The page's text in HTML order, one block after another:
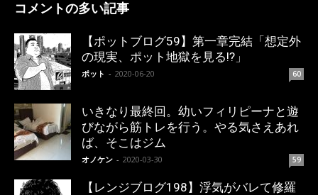
コメントの多い記事
【ポットブログ59】第一章完結「想定外
の現実、ポット地獄を見る!?」
ポット - 2020-06-20 60
いきなり最終回。幼いフィリピーナと遊
びながら筋トレを行う。やる気さえあれ
ば、そこはジム
オノケン - 2020-03-30 59
【レンジブログ198】浮気がバレて修羅